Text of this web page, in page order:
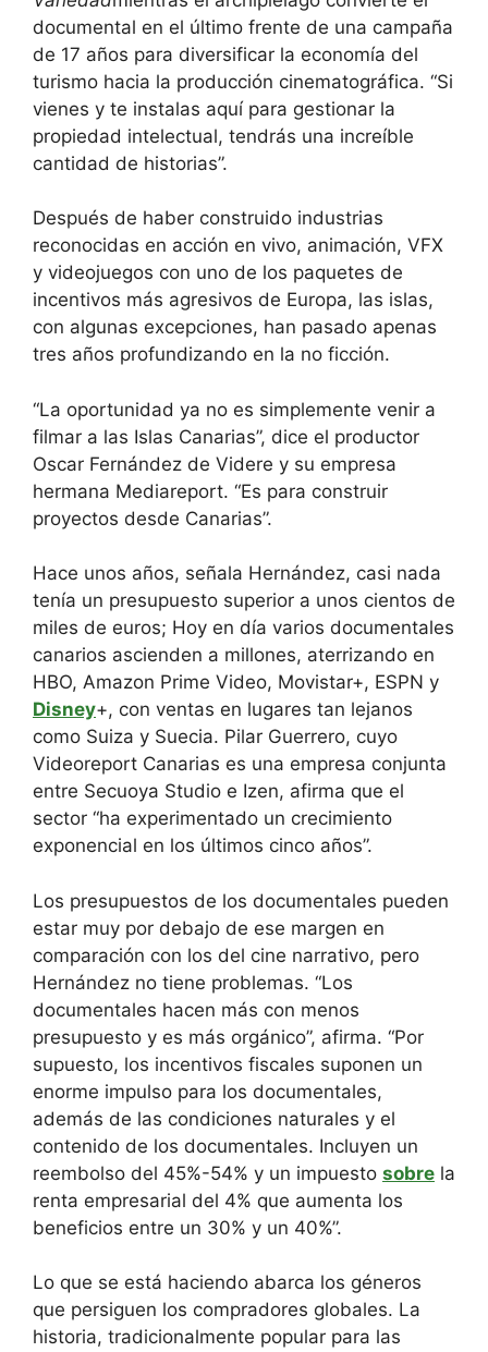
documental en el último frente de una campaña
de 17 años para diversificar la economía del
turismo hacia la producción cinematográfica. “Si
vienes y te instalas aquí para gestionar la
propiedad intelectual, tendrás una increíble
cantidad de historias”.
Después de haber construido industrias
reconocidas en acción en vivo, animación, VFX
y videojuegos con uno de los paquetes de
incentivos más agresivos de Europa, las islas,
con algunas excepciones, han pasado apenas
tres años profundizando en la no ficción.
“La oportunidad ya no es simplemente venir a
filmar a las Islas Canarias”, dice el productor
Oscar Fernández de Videre y su empresa
hermana Mediareport. “Es para construir
proyectos desde Canarias”.
Hace unos años, señala Hernández, casi nada
tenía un presupuesto superior a unos cientos de
miles de euros; Hoy en día varios documentales
canarios ascienden a millones, aterrizando en
HBO, Amazon Prime Video, Movistar+, ESPN y
Disney+, con ventas en lugares tan lejanos
como Suiza y Suecia. Pilar Guerrero, cuyo
Videoreport Canarias es una empresa conjunta
entre Secuoya Studio e Izen, afirma que el
sector “ha experimentado un crecimiento
exponencial en los últimos cinco años”.
Los presupuestos de los documentales pueden
estar muy por debajo de ese margen en
comparación con los del cine narrativo, pero
Hernández no tiene problemas. “Los
documentales hacen más con menos
presupuesto y es más orgánico”, afirma. “Por
supuesto, los incentivos fiscales suponen un
enorme impulso para los documentales,
además de las condiciones naturales y el
contenido de los documentales. Incluyen un
reembolso del 45%-54% y un impuesto sobre la
renta empresarial del 4% que aumenta los
beneficios entre un 30% y un 40%”.
Lo que se está haciendo abarca los géneros
que persiguen los compradores globales. La
historia, tradicionalmente popular para las